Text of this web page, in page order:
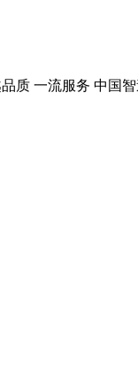
质 一流服务 中国智